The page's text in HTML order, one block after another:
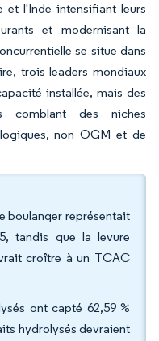
et l'Inde intensifiant leurs
et modernisant la
se situe dans
trois leaders mondiaux
installée, mais des
comblant des niches
non OGM et de
boulanger représentait
tandis que la levure
croître à un TCAC
ont capté 62,59 %
hydrolysés devraient